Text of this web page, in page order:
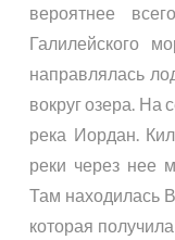
вероятнее
Галилейского
направлялась
вокруг озера. На
река Иордан.
реки через нее
Там находилась
которая